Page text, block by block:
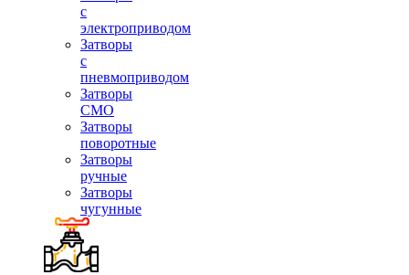
с
электроприводом
Затворы
с
пневмоприводом
Затворы
СМО
Затворы
поворотные
Затворы
ручные
Затворы
чугунные